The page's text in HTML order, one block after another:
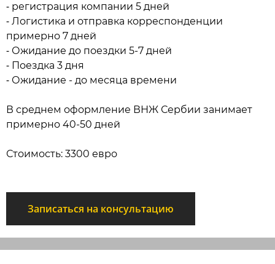
⁃ регистрация компании 5 дней
⁃ Логистика и отправка корреспонденции
примерно 7 дней
⁃ Ожидание до поездки 5-7 дней
⁃ Поездка 3 дня
⁃ Ожидание - до месяца времени
В среднем оформление ВНЖ Сербии занимает
примерно 40-50 дней
Стоимость: 3300 евро
Записаться на консультацию